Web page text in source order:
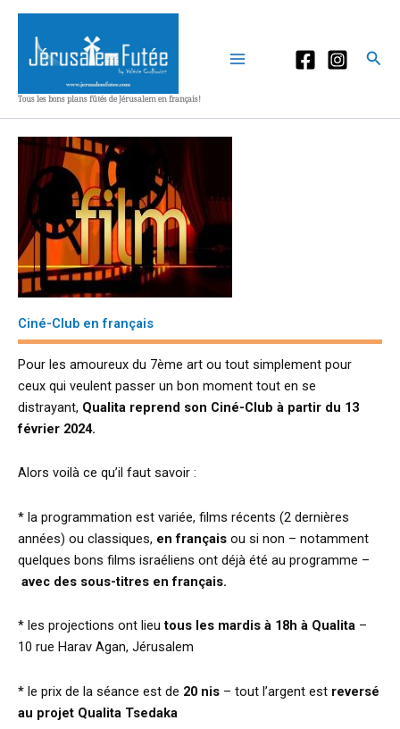
Aller
contenu
Tous les bons plans fûtés de Jérusalem en français!
Ciné-Club en français
Pour les amoureux du 7ème art ou tout simplement pour
ceux qui veulent passer un bon moment tout en se
distrayant, Qualita reprend son Ciné-Club à partir du 13
février 2024.
Alors voilà ce qu’il faut savoir :
* la programmation est variée, films récents (2 dernières
années) ou classiques, en français ou si non – notamment
quelques bons films israéliens ont déjà été au programme –
avec des sous-titres en français.
* les projections ont lieutous les mardis à 18h à Qualita –
10 rue Harav Agan, Jérusalem
* le prix de la séance est de 20 nis – tout l’argent est reversé
au projet Qualita Tsedaka